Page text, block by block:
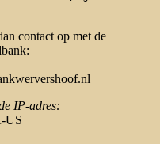
contact op met de
IP-adres:
US